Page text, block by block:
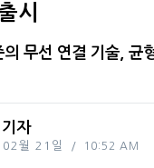
시
의 무선 연결 기술, 균
자
월 21일 10:52 AM